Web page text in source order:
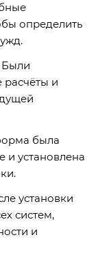
определить
Были
и
была
и установлена
установки
систем,
и